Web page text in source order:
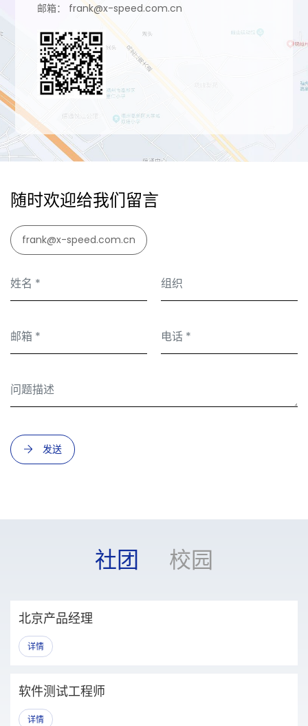
邮箱： frank@x-speed.com.cn
随时欢迎给我们留言
frank@x-speed.com.cn
发送
社团 校园
北京产品经理
详情
软件测试工程师
详情